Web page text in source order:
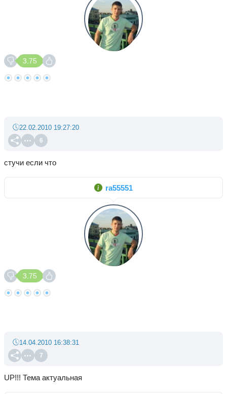
3.75
6
22.02.2010 19:27:20
стучи если что
ra55551
3.75
7
14.04.2010 16:38:31
UP!!! Тема актуальная